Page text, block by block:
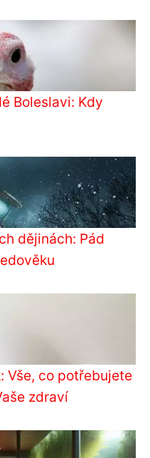
Boleslavi: Kdy
dějinách: Pád
Vše, co potřebujete
zdraví